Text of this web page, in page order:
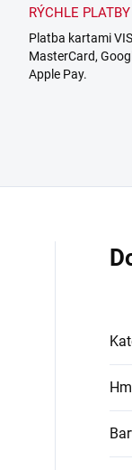
RÝCHLE PLATBY
Platba kartami
MasterCard,
Apple Pay.